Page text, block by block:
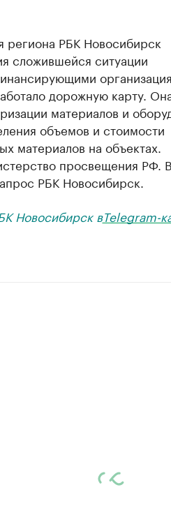
региона РБК Новосибирск
сложившейся ситуации
дорожную карту.
материалов и
объемов и стоимости
материалов на объектах.
просвещения РФ. В
РБК Новосибирск.
Новосибирск вTelegram-